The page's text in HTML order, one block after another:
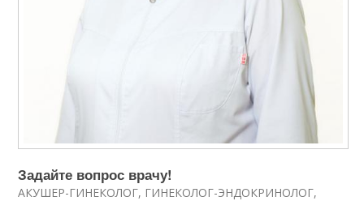
Задайте вопрос врачу!
АКУШЕР-ГИНЕКОЛОГ, ГИНЕКОЛОГ-ЭНДОКРИНОЛОГ,